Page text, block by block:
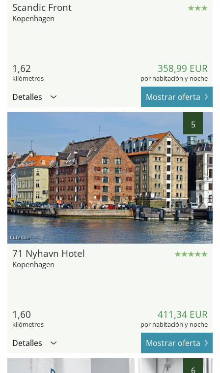
Scandic Front
Kopenhagen
1,62
kilómetros
358,99 EUR
por habitación y noche
Detalles Mostrar oferta
5
hotel.de
71 Nyhavn Hotel
Kopenhagen
1,60
kilómetros
411,34 EUR
por habitación y noche
Detalles Mostrar oferta
6